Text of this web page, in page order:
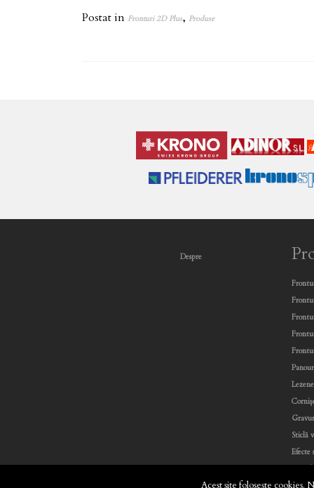
Postat in Fronturi 2D Plus, Produse
Despre
Lezene
Sticlă
Efecte
Acest site folosește cookies.